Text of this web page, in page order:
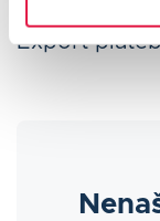
Export